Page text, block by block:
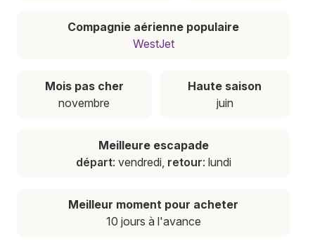
Compagnie aérienne populaire
WestJet
Mois pas cher
novembre
Haute saison
juin
Meilleure escapade
départ: vendredi, retour: lundi
Meilleur moment pour acheter
10 jours à l'avance